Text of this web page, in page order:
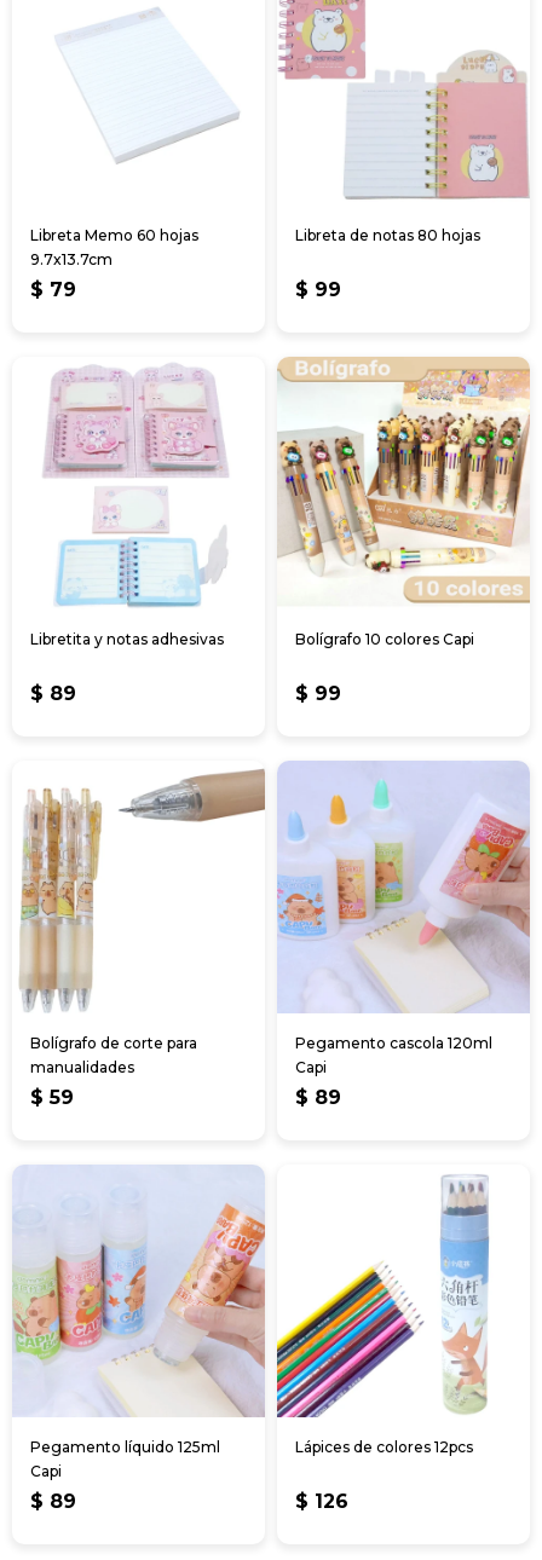
Libreta Memo 60 hojas
9.7x13.7cm
$ 79
Libreta de notas 80 hojas
$ 99
Libretita y notas adhesivas
$ 89
Bolígrafo 10 colores Capi
$ 99
Bolígrafo de corte para
manualidades
$ 59
Pegamento cascola 120ml
Capi
$ 89
Pegamento líquido 125ml
Capi
$ 89
Lápices de colores 12pcs
$ 126